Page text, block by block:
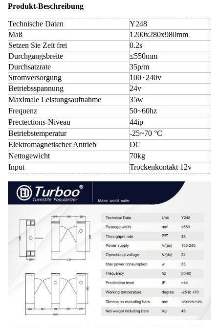
Produkt-Beschreibung
Technische Daten
Y248
Maß
1200x280x980mm
Setzen Sie Zeit frei
0.2s
Durchgangsbreite
≤550mm
Durchsatzrate
35p/m
Stromversorgung
100~240v
Betriebsspannung
24v
Maximale Leistungsaufnahme
35w
Frequenz
50~60hz
Prectections-Niveau
44ip
Betriebstemperatur
-25~70 °C
Elektromagnetischer Antrieb
DC
Nettogewicht
70kg
Input
Trockenkontakt 12v